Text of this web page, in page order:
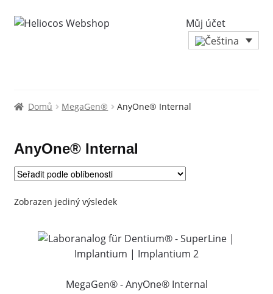
Můj účet
Domů MegaGen® AnyOne® Internal
AnyOne® Internal
Zobrazen jediný výsledek
MegaGen® - AnyOne® Internal